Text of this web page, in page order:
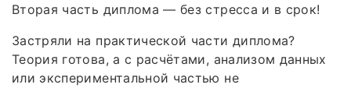
Вторая часть диплома — без стресса и в срок!
Застряли на практической части диплома?
Теория готова, а с расчётами, анализом данных
или экспериментальной частью не